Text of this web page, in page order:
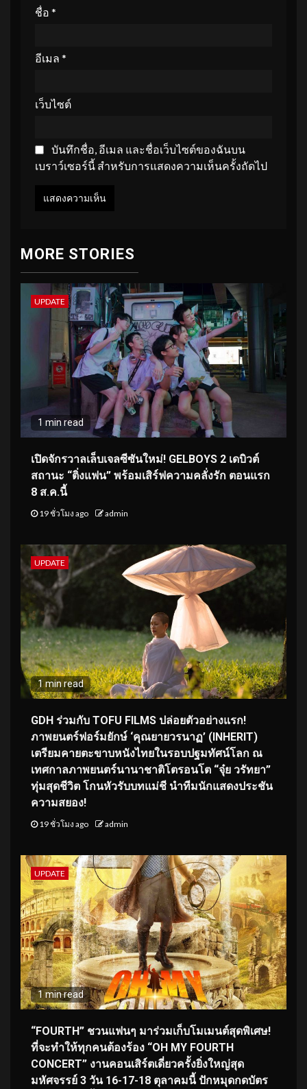
ชื่อ *
อีเมล *
เว็บไซต์
บันทึกชื่อ, อีเมล และชื่อเว็บไซต์ของฉันบน
เบราว์เซอร์นี้ สำหรับการแสดงความเห็นครั้งถัดไป
MORE STORIES
UPDATE
1 min read
เปิดจักรวาลเล็บเจลซีซันใหม่! GELBOYS 2 เดบิวต์
สถานะ “ติ่งแฟน” พร้อมเสิร์ฟความคลั่งรัก ตอนแรก
8 ส.ค.นี้
19 ชั่วโมง ago admin
UPDATE
1 min read
GDH ร่วมกับ TOFU FILMS ปล่อยตัวอย่างแรก!
ภาพยนตร์ฟอร์มยักษ์ ‘คุณยายวรนาฏ’ (INHERIT)
เตรียมคายตะขาบหนังไทยในรอบปฐมทัศน์โลก ณ
เทศกาลภาพยนตร์นานาชาติโตรอนโต “จุ๋ย วรัทยา”
ทุ่มสุดชีวิต โกนหัวรับบทแม่ชี นำทีมนักแสดงประชัน
ความสยอง!
19 ชั่วโมง ago admin
UPDATE
1 min read
“FOURTH” ชวนแฟนๆ มาร่วมเก็บโมเมนต์สุดพิเศษ!
ที่จะทำให้ทุกคนต้องร้อง “OH MY FOURTH
CONCERT” งานคอนเสิร์ตเดี่ยวครั้งยิ่งใหญ่สุด
มหัศจรรย์ 3 วัน 16-17-18 ตุลาคมนี้ ปักหมุดกดบัตร